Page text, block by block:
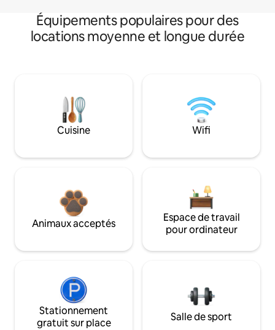
Équipements populaires pour des
locations moyenne et longue durée
Cuisine Wifi
Animaux acceptés
Espace de travail
pour ordinateur
Stationnement
gratuit sur place
Salle de sport